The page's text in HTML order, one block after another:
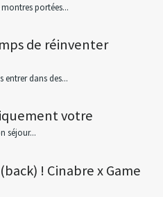
portées...
de réinventer
entrer dans des...
votre
séjour...
! Cinabre x Game